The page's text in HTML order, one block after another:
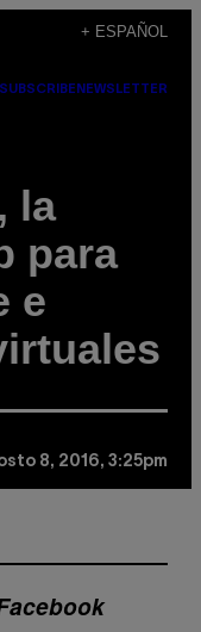
+ ESPAÑOL
SUBSCRIBE NEWSLETTER
la
para
e
8, 2016, 3:25pm